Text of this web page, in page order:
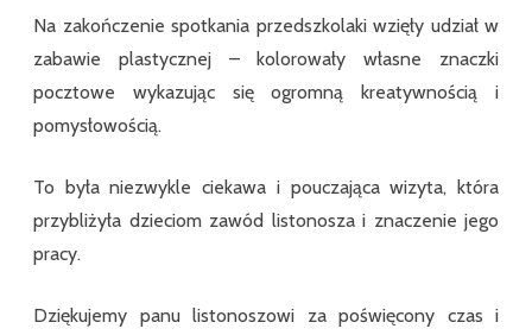
Na zakończenie spotkania przedszkolaki wzięły udział w
zabawie plastycznej – kolorowały własne znaczki
pocztowe wykazując się ogromną kreatywnością i
pomysłowością.
To była niezwykle ciekawa i pouczająca wizyta, która
przybliżyła dzieciom zawód listonosza i znaczenie jego
pracy.
Dziękujemy panu listonoszowi za poświęcony czas i